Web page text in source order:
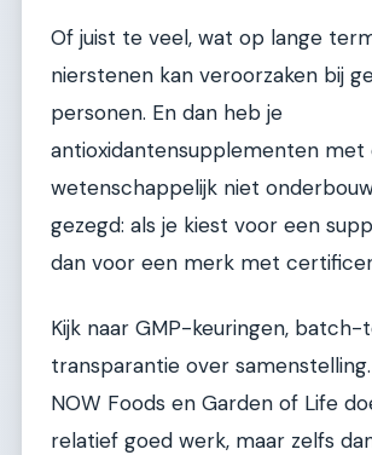
Of juist te veel, wat op lange
nierstenen kan veroorzaken bij
personen. En dan heb je
antioxidantensupplementen met
wetenschappelijk niet
gezegd: als je kiest voor een
dan voor een merk met
Kijk naar GMP-keuringen, batch-
transparantie over
NOW Foods en Garden of Life
relatief goed werk, maar zelfs